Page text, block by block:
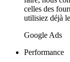
celles des
utilisiez déjà
Google Ads
Performance